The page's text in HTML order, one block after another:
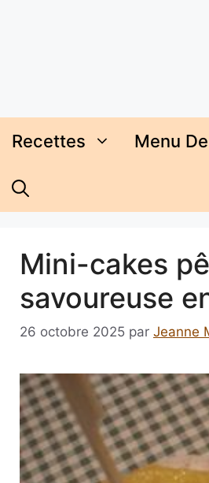
Recettes Menu
Mini-cakes
savoureuse
26 octobre 2025 par Jeanne